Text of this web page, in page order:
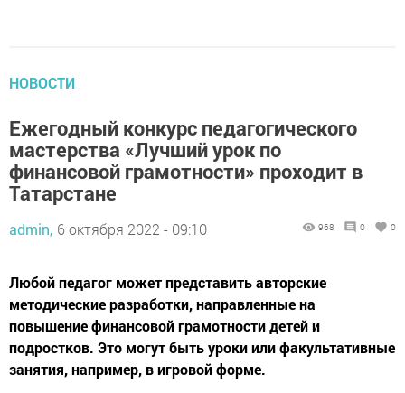
НОВОСТИ
Ежегодный конкурс педагогического
мастерства «Лучший урок по
финансовой грамотности» проходит в
Татарстане
admin, 6 октября 2022 - 09:10 968 0 0
Любой педагог может представить авторские
методические разработки, направленные на
повышение финансовой грамотности детей и
подростков. Это могут быть уроки или факультативные
занятия, например, в игровой форме.